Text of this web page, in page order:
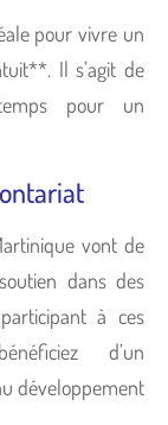
pour vivre un
Il s’agit de
pour un
vont de
dans des
à ces
d’un
développement